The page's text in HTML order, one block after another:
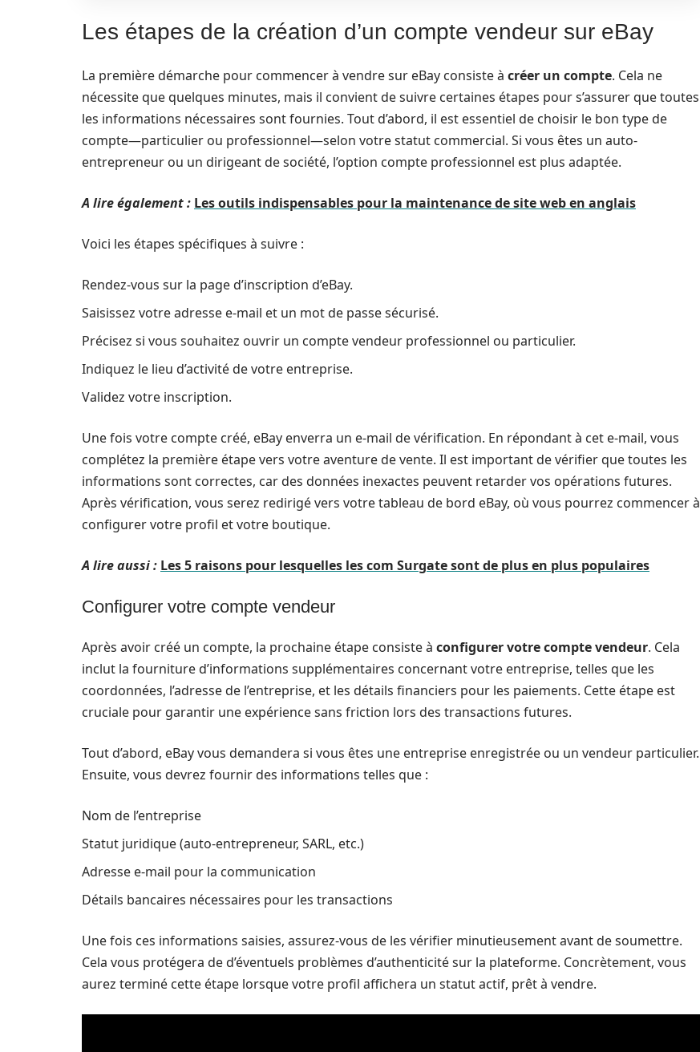
Les étapes de la création d’un compte vendeur sur eBay
La première démarche pour commencer à vendre sur eBay consiste à créer un compte. Cela ne
nécessite que quelques minutes, mais il convient de suivre certaines étapes pour s’assurer que toutes
les informations nécessaires sont fournies. Tout d’abord, il est essentiel de choisir le bon type de
compte—particulier ou professionnel—selon votre statut commercial. Si vous êtes un auto-
entrepreneur ou un dirigeant de société, l’option compte professionnel est plus adaptée.
A lire également : Les outils indispensables pour la maintenance de site web en anglais
Voici les étapes spécifiques à suivre :
Rendez-vous sur la page d’inscription d’eBay.
Saisissez votre adresse e-mail et un mot de passe sécurisé.
Précisez si vous souhaitez ouvrir un compte vendeur professionnel ou particulier.
Indiquez le lieu d’activité de votre entreprise.
Validez votre inscription.
Une fois votre compte créé, eBay enverra un e-mail de vérification. En répondant à cet e-mail, vous
complétez la première étape vers votre aventure de vente. Il est important de vérifier que toutes les
informations sont correctes, car des données inexactes peuvent retarder vos opérations futures.
Après vérification, vous serez redirigé vers votre tableau de bord eBay, où vous pourrez commencer à
configurer votre profil et votre boutique.
A lire aussi : Les 5 raisons pour lesquelles les com Surgate sont de plus en plus populaires
Configurer votre compte vendeur
Après avoir créé un compte, la prochaine étape consiste à configurer votre compte vendeur. Cela
inclut la fourniture d’informations supplémentaires concernant votre entreprise, telles que les
coordonnées, l’adresse de l’entreprise, et les détails financiers pour les paiements. Cette étape est
cruciale pour garantir une expérience sans friction lors des transactions futures.
Tout d’abord, eBay vous demandera si vous êtes une entreprise enregistrée ou un vendeur particulier.
Ensuite, vous devrez fournir des informations telles que :
Nom de l’entreprise
Statut juridique (auto-entrepreneur, SARL, etc.)
Adresse e-mail pour la communication
Détails bancaires nécessaires pour les transactions
Une fois ces informations saisies, assurez-vous de les vérifier minutieusement avant de soumettre.
Cela vous protégera de d’éventuels problèmes d’authenticité sur la plateforme. Concrètement, vous
aurez terminé cette étape lorsque votre profil affichera un statut actif, prêt à vendre.